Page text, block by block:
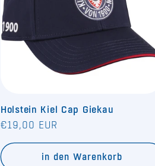
Holstein Kiel Cap Giekau
Normaler
€19,00 EUR
in den Warenkorb